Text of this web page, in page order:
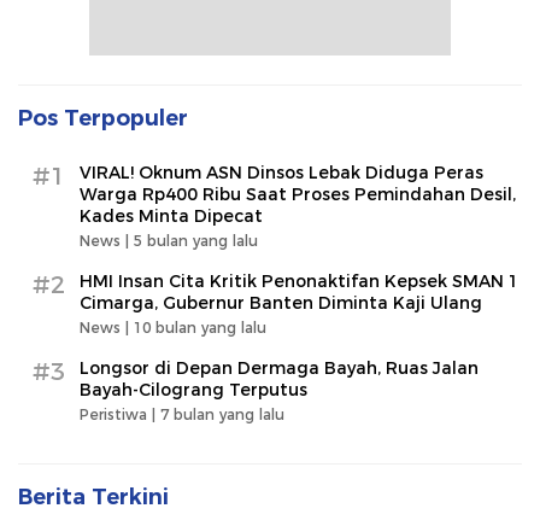
Pos Terpopuler
#1
VIRAL! Oknum ASN Dinsos Lebak Diduga Peras
Warga Rp400 Ribu Saat Proses Pemindahan Desil,
Kades Minta Dipecat
News | 5 bulan yang lalu
#2
HMI Insan Cita Kritik Penonaktifan Kepsek SMAN 1
Cimarga, Gubernur Banten Diminta Kaji Ulang
News | 10 bulan yang lalu
#3
Longsor di Depan Dermaga Bayah, Ruas Jalan
Bayah-Cilograng Terputus
Peristiwa | 7 bulan yang lalu
Berita Terkini